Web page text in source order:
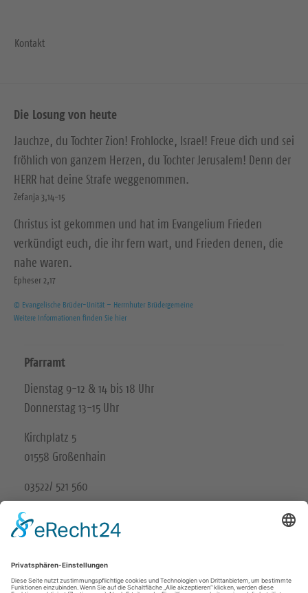
Kontakt
Die Losung von heute
Jauchze, du Tochter Zion! Frohlocke, Israel! Freue dich und sei
fröhlich von ganzem Herzen, du Tochter Jerusalem! Denn der
HERR hat deine Strafe weggenommen.
Zefanja 3,14-15
Christus ist gekommen und hat im Evangelium Frieden
verkündigt euch, die ihr fern wart, und Frieden denen, die
nahe waren.
Epheser 2,17
© Evangelische Brüder-Unität – Herrnhuter Brüdergemeine
Weitere Informationen finden Sie hier
Pfarramt
Dienstag 9-12 & 14 bis 18 Uhr
Donnerstag 13-15 Uhr
Kirchplatz 5
01558 Großenhain
03522/ 521 560
Unsere Schwesterkirchgemeinde
Wir in den sozialen Medien